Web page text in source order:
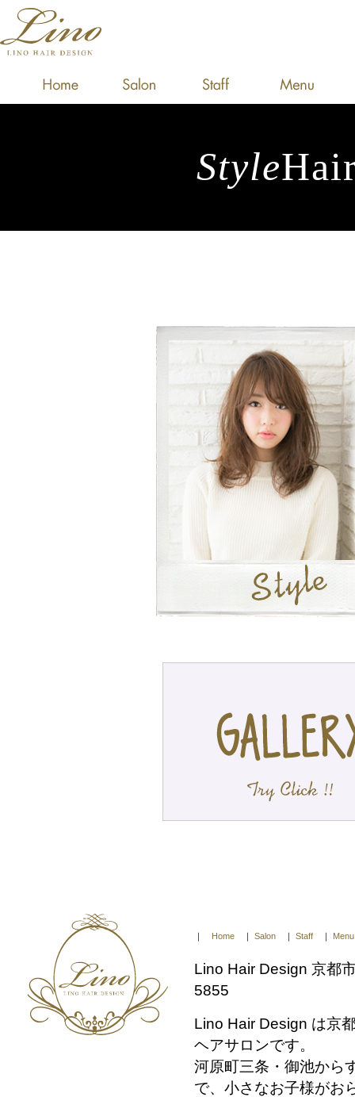
Style
｜ Home ｜ Salon ｜ Staff ｜ Menu
Lino Hair Design 京都
5855
Lino Hair Design は京
ヘアサロンです。
河原町三条・御池から
で、小さなお子様がお